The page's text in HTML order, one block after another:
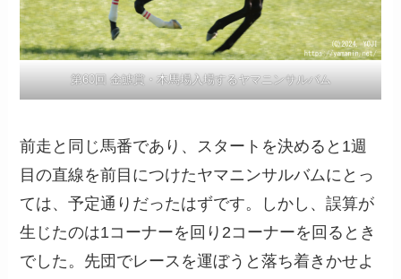
第60回 金鯱賞・本馬場入場するヤマニンサルバム
前走と同じ馬番であり、スタートを決めると1週
目の直線を前目につけたヤマニンサルバムにとっ
ては、予定通りだったはずです。しかし、誤算が
生じたのは1コーナーを回り2コーナーを回るとき
でした。先団でレースを運ぼうと落ち着きかせよ